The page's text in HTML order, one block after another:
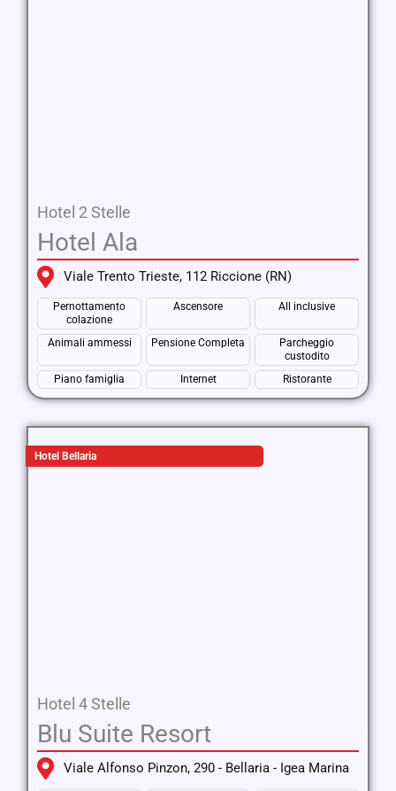
Hotel 2 Stelle
Hotel Ala
Viale Trento Trieste, 112 Riccione (RN)
Pernottamento
colazione
Ascensore All inclusive
Animali ammessi Pensione Completa
Parcheggio
custodito
Piano famiglia
Internet Ristorante
Hotel Bellaria
Hotel 4 Stelle
Blu Suite Resort
Viale Alfonso Pinzon, 290 - Bellaria - Igea Marina